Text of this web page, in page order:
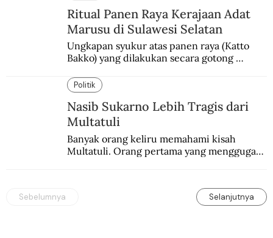
Ritual Panen Raya Kerajaan Adat
Marusu di Sulawesi Selatan
Ungkapan syukur atas panen raya (Katto
Bakko) yang dilakukan secara gotong
Politik
Nasib Sukarno Lebih Tragis dari
Multatuli
Banyak orang keliru memahami kisah
Multatuli. Orang pertama yang menggugat
Sebelumnya Selanjutnya